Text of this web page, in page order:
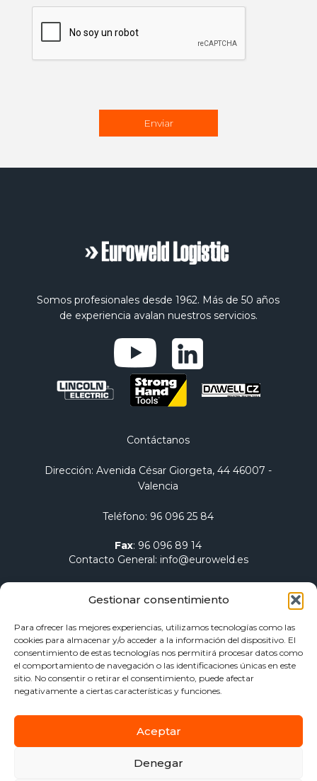
Gestionar consentimiento
Para ofrecer las mejores experiencias, utilizamos tecnologías como las
cookies para almacenar y/o acceder a la información del dispositivo. El
consentimiento de estas tecnologías nos permitirá procesar datos como
el comportamiento de navegación o las identificaciones únicas en este
sitio. No consentir o retirar el consentimiento, puede afectar
negativamente a ciertas características y funciones.
Aceptar
Denegar
Somos profesionales desde 1962. Más de 50 años
de experiencia avalan nuestros servicios.
Quiénes somos
Equipos de soldadura
Electrodos para soldadura
Blog
Contáctanos
Dirección: Avenida César Giorgeta, 44 46007 -
Valencia
Teléfono: 96 096 25 84
Fax: 96 096 89 14
Contacto General: info@euroweld.es